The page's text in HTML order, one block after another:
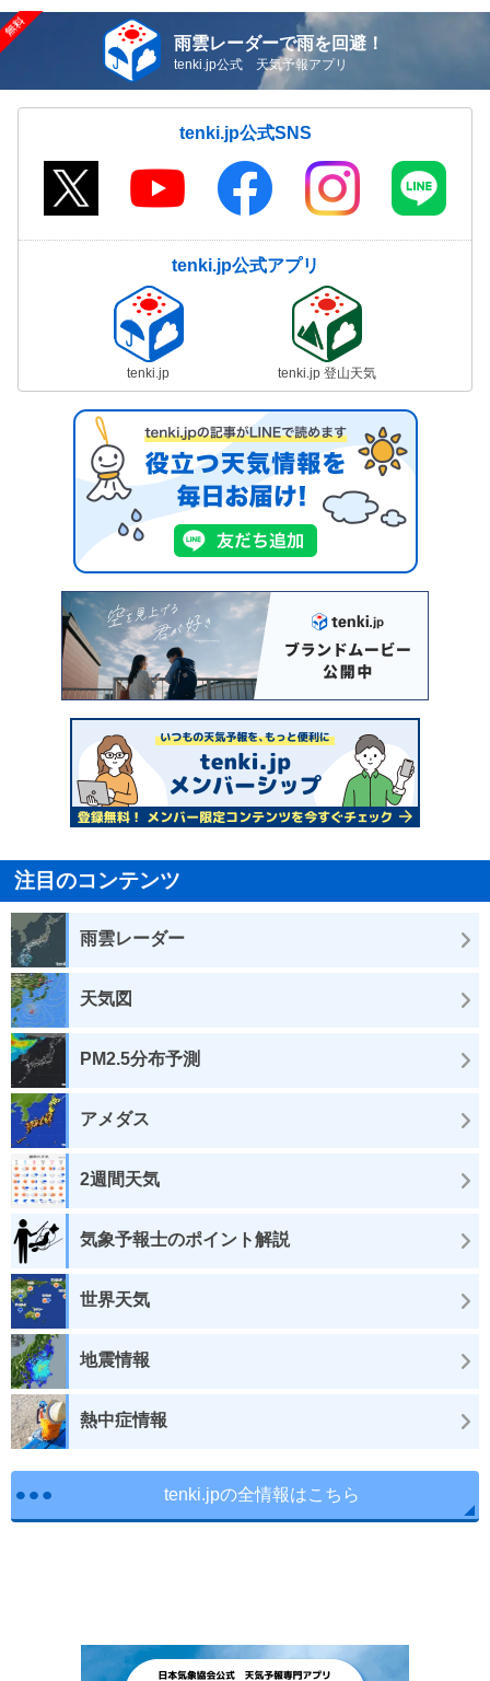
雨雲レーダーで雨を回避！
tenki.jp公式 天気予報アプリ
tenki.jp公式SNS
tenki.jp公式アプリ
tenki.jp tenki.jp 登山天気
注目のコンテンツ
雨雲レーダー
天気図
PM2.5分布予測
アメダス
2週間天気
気象予報士のポイント解説
世界天気
地震情報
熱中症情報
tenki.jpの全情報はこちら